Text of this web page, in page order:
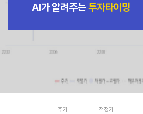
AI가 알려주는투자타이밍
주가 적정가